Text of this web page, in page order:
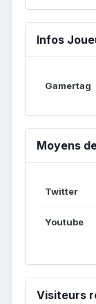
Infos
Gamertag
Moyens
Twitter
Youtube
Visiteurs